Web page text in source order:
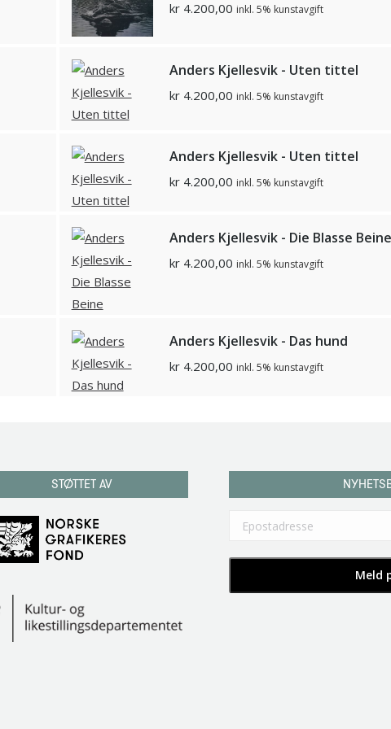
kr4.200,00 inkl. 5% kunstavgift
Anders Kjellesvik - Uten tittel
kr4.200,00 inkl. 5% kunstavgift
Anders Kjellesvik - Uten tittel
kr4.200,00 inkl. 5% kunstavgift
Anders Kjellesvik - Die Blasse Beine
kr4.200,00 inkl. 5% kunstavgift
Anders Kjellesvik - Das hund
kr4.200,00 inkl. 5% kunstavgift
STØTTET AV